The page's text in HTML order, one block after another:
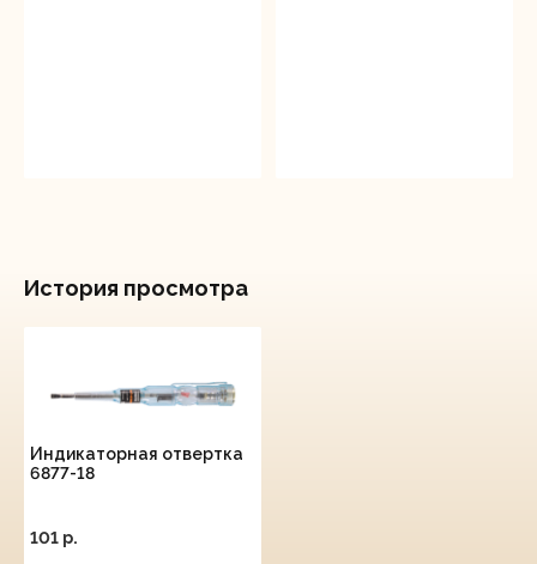
История просмотра
Индикаторная отвертка
6877-18
101 p.